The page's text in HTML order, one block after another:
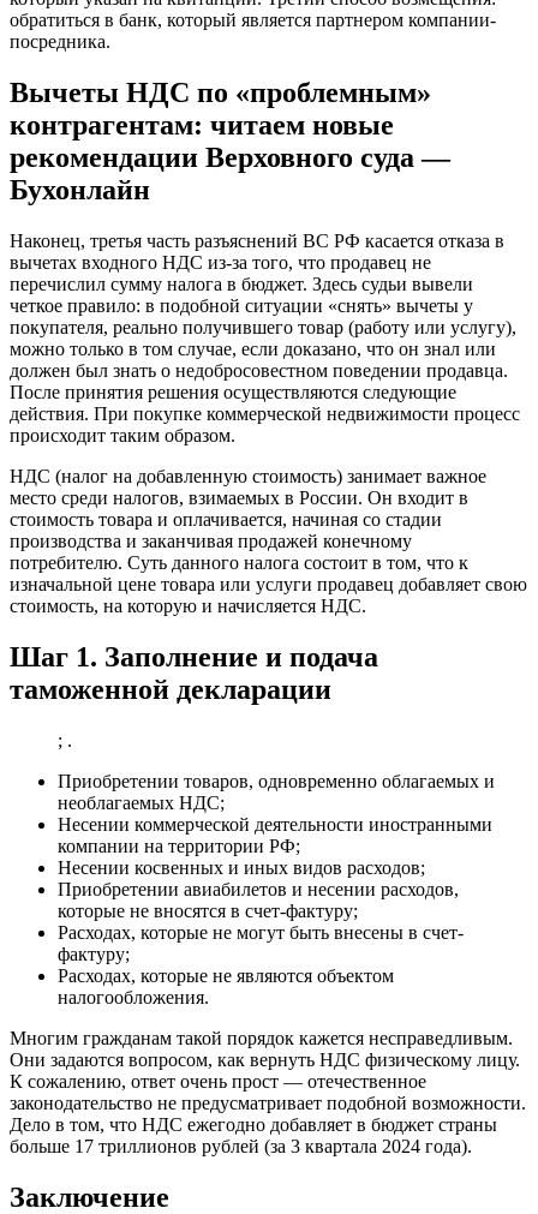
обратиться в банк, который является партнером компании-
посредника.
Вычеты НДС по «проблемным»
контрагентам: читаем новые
рекомендации Верховного суда —
Бухонлайн
Наконец, третья часть разъяснений ВС РФ касается отказа в
вычетах входного НДС из-за того, что продавец не
перечислил сумму налога в бюджет. Здесь судьи вывели
четкое правило: в подобной ситуации «снять» вычеты у
покупателя, реально получившего товар (работу или услугу),
можно только в том случае, если доказано, что он знал или
должен был знать о недобросовестном поведении продавца.
После принятия решения осуществляются следующие
действия. При покупке коммерческой недвижимости процесс
происходит таким образом.
НДС (налог на добавленную стоимость) занимает важное
место среди налогов, взимаемых в России. Он входит в
стоимость товара и оплачивается, начиная со стадии
производства и заканчивая продажей конечному
потребителю. Суть данного налога состоит в том, что к
изначальной цене товара или услуги продавец добавляет свою
стоимость, на которую и начисляется НДС.
Шаг 1. Заполнение и подача
таможенной декларации
; .
Приобретении товаров, одновременно облагаемых и
необлагаемых НДС;
Несении коммерческой деятельности иностранными
компании на территории РФ;
Несении косвенных и иных видов расходов;
Приобретении авиабилетов и несении расходов,
которые не вносятся в счет-фактуру;
Расходах, которые не могут быть внесены в счет-
фактуру;
Расходах, которые не являются объектом
налогообложения.
Многим гражданам такой порядок кажется несправедливым.
Они задаются вопросом, как вернуть НДС физическому лицу.
К сожалению, ответ очень прост — отечественное
законодательство не предусматривает подобной возможности.
Дело в том, что НДС ежегодно добавляет в бюджет страны
больше 17 триллионов рублей (за 3 квартала 2024 года).
Заключение